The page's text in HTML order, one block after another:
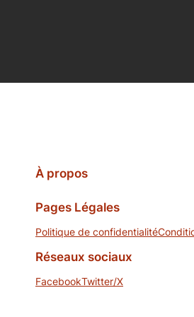
À propos
Pages Légales
Politique de confidentialité
Réseaux sociaux
FacebookTwitter/X